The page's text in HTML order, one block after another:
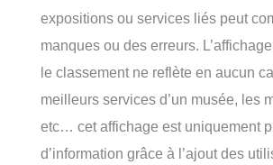
expositions ou services liés peut
manques ou des erreurs.
le classement ne reflète en aucun
meilleurs services d’un musée, les
etc… cet affichage est uniquement
d’information grâce à l’ajout des